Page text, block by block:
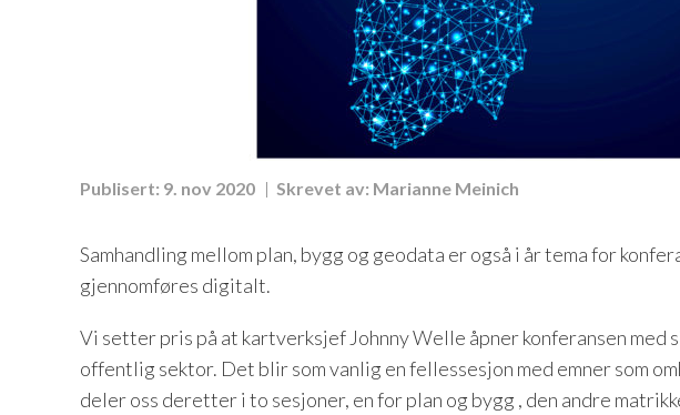
Publisert: 9. nov 2020 Skrevet av: Marianne Meinich
Samhandling mellom plan, bygg og geodata er også i år tema for
gjennomføres digitalt.
Vi setter pris på at kartverksjef Johnny Welle åpner konferansen
offentlig sektor. Det blir som vanlig en fellessesjon med emner som
deler oss deretter i to sesjoner, en for plan og bygg , den andre